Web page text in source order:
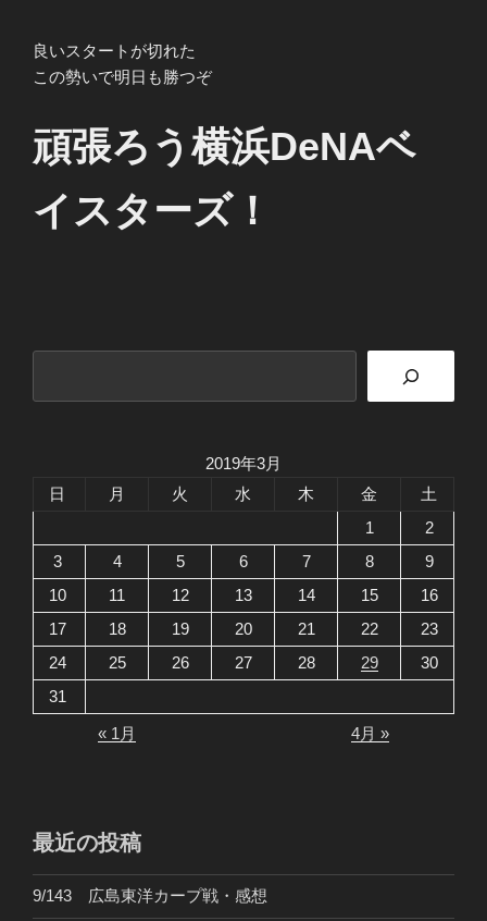
良いスタートが切れた
この勢いで明日も勝つぞ
頑張ろう横浜DeNAベ
イスターズ！
2019年3月
日
月 火 水 木 金
土
1
2
3
4 5 6 7 8
9
10
11 12 13 14 15
16
17
18 19 20 21 22
23
24
25 26 27 28 29
30
31
« 1月
4月 »
最近の投稿
9/143 広島東洋カープ戦・感想